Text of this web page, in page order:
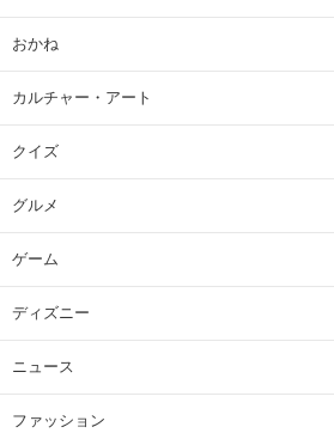
おかね
カルチャー・アート
クイズ
グルメ
ゲーム
ディズニー
ニュース
ファッション